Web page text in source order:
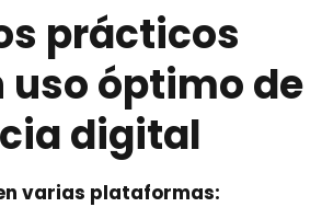
prácticos
uso óptimo de
digital
varias plataformas: